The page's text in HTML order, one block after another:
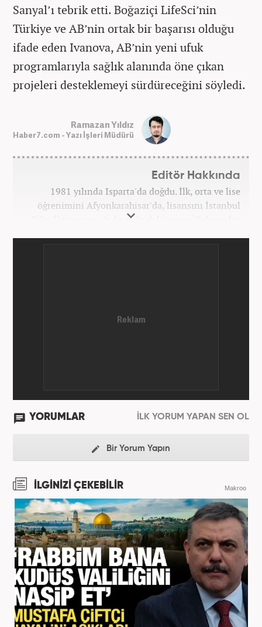
Sanyal’ı tebrik etti. Boğaziçi LifeSci’nin
Türkiye ve AB’nin ortak bir başarısı olduğu
ifade eden Ivanova, AB’nin yeni ufuk
programlarıyla sağlık alanında öne çıkan
projeleri desteklemeyi sürdüreceğini söyledi.
Ramazan Yıldız
Haber7.com - Yazı İşleri Müdürü
Editör Hakkında
1981 yılında Isparta'da doğdu. İlk, orta ve lise
öğrenimini Afyonkarahisar'da, lisansını İstanbul
Bilgi Üniversitesi'nde, yüksek lisansını Bahçeşehir
Haber7’de gece editörlüğüne başladı. Halen
YORUMLAR İLK YORUM YAPAN SEN OL
Bir Yorum Yapın
İLGİNİZİ ÇEKEBİLİR Makroo